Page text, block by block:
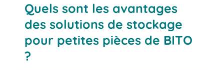
Quels sont les avantages
des solutions de stockage
pour petites pièces de BITO
?